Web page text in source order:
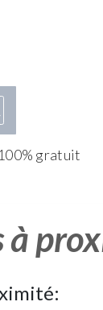
gratuit
à